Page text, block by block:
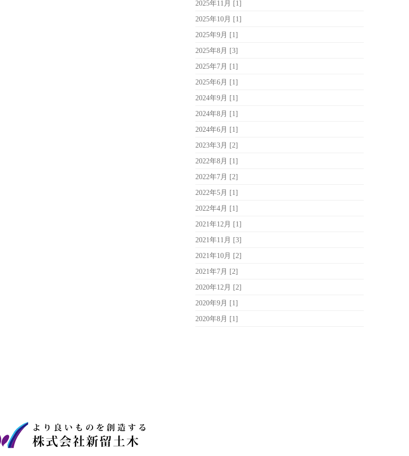
2025年11月 [1]
2025年10月 [1]
2025年9月 [1]
2025年8月 [3]
2025年7月 [1]
2025年6月 [1]
2024年9月 [1]
2024年8月 [1]
2024年6月 [1]
2023年3月 [2]
2022年8月 [1]
2022年7月 [2]
2022年5月 [1]
2022年4月 [1]
2021年12月 [1]
2021年11月 [3]
2021年10月 [2]
2021年7月 [2]
2020年12月 [2]
2020年9月 [1]
2020年8月 [1]